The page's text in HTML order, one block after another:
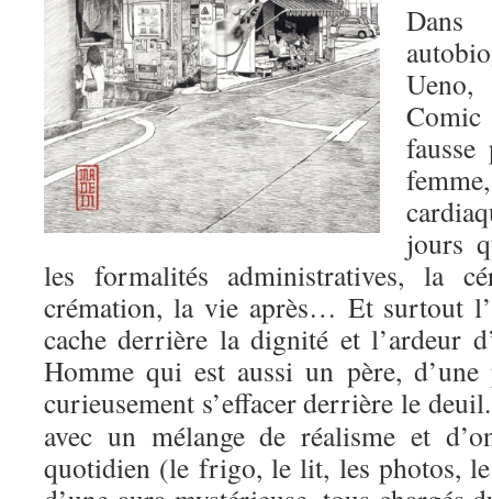
jours
les formalités administratives, la
crémation, la vie après… Et surtout
cache derrière la dignité et l’ardeur
Homme qui est aussi un père,
curieusement s’effacer derrière le deuil.
avec un mélange de réalisme et
quotidien (le frigo, le lit, les photos,